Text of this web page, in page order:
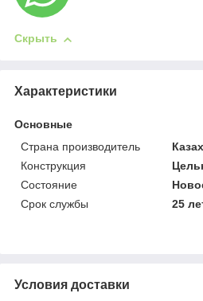
Скрыть
Характеристики
Основные
Страна производитель
Конструкция
Состояние
Срок службы
25
Условия доставки